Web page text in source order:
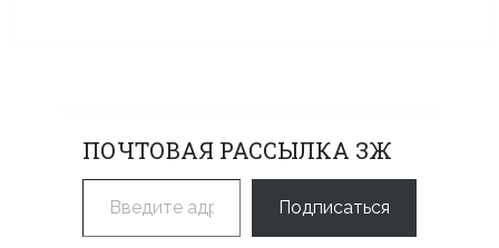
ПОЧТОВАЯ РАССЫЛКА ЗЖ
Введите адрес электронной почты…
Подписаться